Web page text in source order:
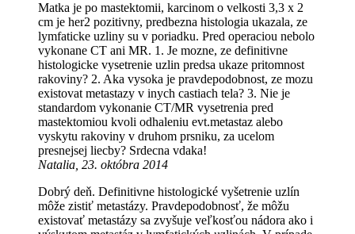
Matka je po mastektomii, karcinom o velkosti 3,3 x 2
cm je her2 pozitivny, predbezna histologia ukazala, ze
lymfaticke uzliny su v poriadku. Pred operaciou nebolo
vykonane CT ani MR. 1. Je mozne, ze definitivne
histologicke vysetrenie uzlin predsa ukaze pritomnost
rakoviny? 2. Aka vysoka je pravdepodobnost, ze mozu
existovat metastazy v inych castiach tela? 3. Nie je
standardom vykonanie CT/MR vysetrenia pred
mastektomiou kvoli odhaleniu evt.metastaz alebo
vyskytu rakoviny v druhom prsniku, za ucelom
presnejsej liecby? Srdecna vdaka!
Natalia, 23. októbra 2014
Dobrý deň. Definitivne histologické vyšetrenie uzlín
môže zistiť metastázy. Pravdepodobnosť, že môžu
existovať metastázy sa zvyšuje veľkosťou nádora ako i